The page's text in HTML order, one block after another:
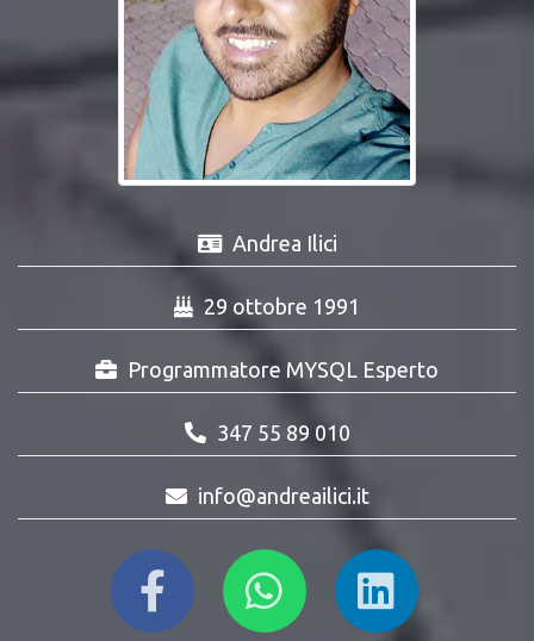
Andrea Ilici
29 ottobre 1991
Programmatore MYSQL Esperto
347 55 89 010
info@andreailici.it